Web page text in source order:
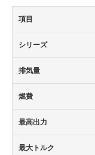
項目
シリーズ
排気量
燃費
最高出力
最大トルク